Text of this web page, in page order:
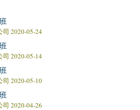
2020-05-24
2020-05-14
2020-05-10
2020-04-26